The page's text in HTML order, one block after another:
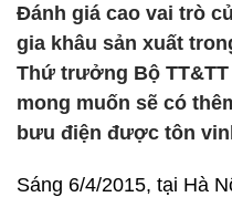
Đánh giá cao vai trò
gia khâu sản xuất
Thứ trưởng Bộ
mong muốn sẽ có
bưu điện được tôn
Sáng 6/4/2015, tại Hà